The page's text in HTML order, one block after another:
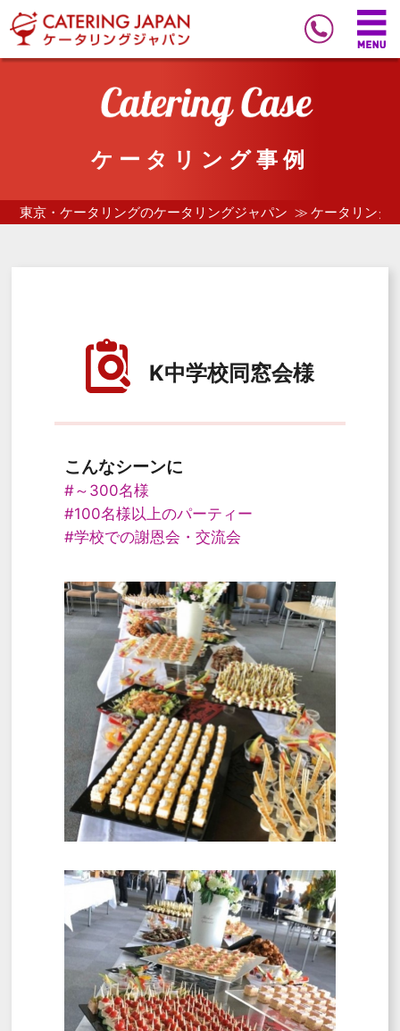
ケータリング事例
東京・ケータリングのケータリングジャパン ケータリング
K中学校同窓会様
こんなシーンに
#～300名様
#100名様以上のパーティー
#学校での謝恩会・交流会